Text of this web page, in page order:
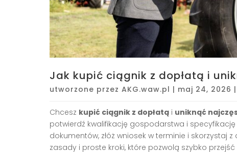
Jak kupić ciągnik z dopłatą i
utworzone przez AKG.waw.pl | maj 24, 2026 |
Chcesz kupić ciągnik z dopłatą i uniknąć
potwierdź kwalifikację gospodarstwa i specyfikację
dokumentów, złóż wniosek w terminie i skorzystaj
zasady i proste kroki, które pozwolą szybko